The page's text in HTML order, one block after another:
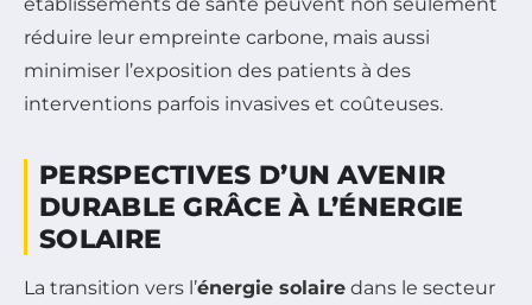
réduire leur empreinte carbone, mais aussi
minimiser l’exposition des patients à des
interventions parfois invasives et coûteuses.
PERSPECTIVES D’UN AVENIR
DURABLE GRÂCE À L’ÉNERGIE
SOLAIRE
La transition vers l’énergie solaire dans le secteur